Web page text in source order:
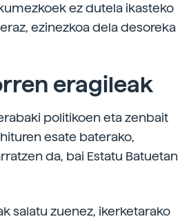
ez dutela ikasteko
ezinezkoa dela desoreka
eragileak
politikoen eta zenbait
esate baterako,
da, bai Estatu Batuetan
salatu zuenez, ikerketarako